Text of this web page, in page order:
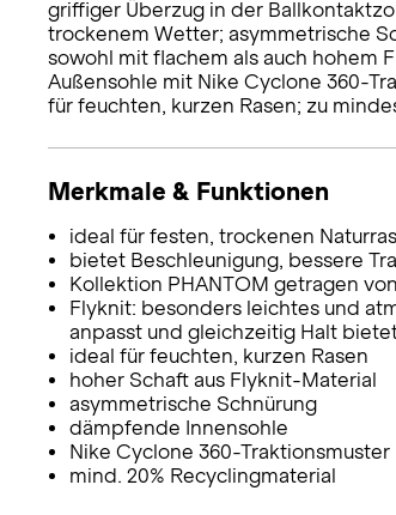
griffiger Überzug in der
trockenem Wetter; asymmetrische
sowohl mit flachem als auch hohem
Außensohle mit Nike Cyclone 360-
für feuchten, kurzen Rasen; zu
Merkmale & Funktionen
ideal für festen, trockenen
bietet Beschleunigung, bessere
Kollektion PHANTOM getragen
Flyknit: besonders leichtes und
anpasst und gleichzeitig Halt
ideal für feuchten, kurzen Rasen
hoher Schaft aus Flyknit-Material
asymmetrische Schnürung
dämpfende Innensohle
Nike Cyclone 360-Traktionsmuster
mind. 20% Recyclingmaterial